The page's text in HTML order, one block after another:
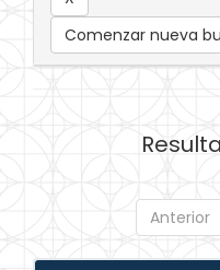
Comenzar nueva
Anterior